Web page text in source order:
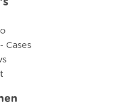
Cases